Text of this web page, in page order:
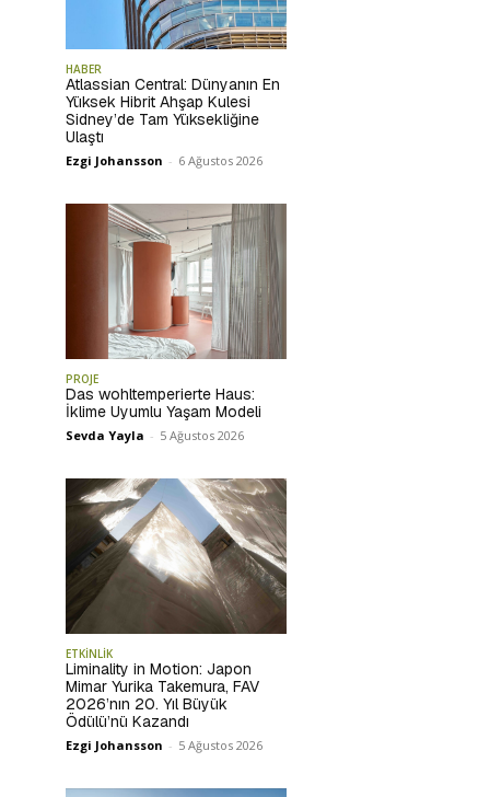
HABER
Atlassian Central: Dünyanın En
Yüksek Hibrit Ahşap Kulesi
Sidney’de Tam Yüksekliğine
Ulaştı
Ezgi Johansson - 6 Ağustos 2026
PROJE
Das wohltemperierte Haus:
İklime Uyumlu Yaşam Modeli
Sevda Yayla - 5 Ağustos 2026
ETKİNLİK
Liminality in Motion: Japon
Mimar Yurika Takemura, FAV
2026’nın 20. Yıl Büyük
Ödülü’nü Kazandı
Ezgi Johansson - 5 Ağustos 2026